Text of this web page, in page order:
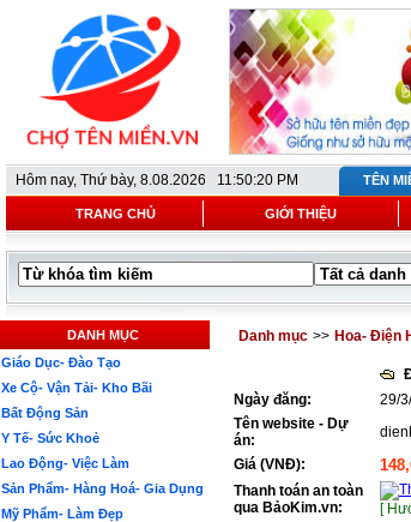
Hôm nay, Thứ bày, 8.08.2026 11:50:20 PM TÊN
TRANG CHỦ GIỚI THIỆU
DANH MỤC
Giáo Dục- Đào Tạo
Xe Cộ- Vận Tải- Kho Bãi
Bất Động Sản
Y Tế- Sức Khoẻ
Lao Động- Việc Làm
Sản Phẩm- Hàng Hoá- Gia Dụng
Mỹ Phẩm- Làm Đẹp
Danh mục >> Hoa- Điện
Ngày đăng:
29/
Tên website - Dự
án:
Giá (VNĐ):
Thanh toán an toàn
qua BảoKim.vn:
[